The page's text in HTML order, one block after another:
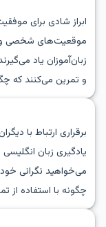
چگونه در زبان
استفاده از واژگان و
محیط‌های اجتماعی و
با نقش‌آفرینی در
تقویت نمایید.
ابراز شادی برای
موقعیت‌های شخصی و
زبان‌آموزان یاد
و تمرین می‌کنند که
کنند. از طریق
و واژگان مفید برای
همچنین زبان‌آموزان
چگونه احساسات خود را
آنها بهتر آماده
خود را به طور مؤثر
برقراری ارتباط با
یادگیری زبان
می‌خواهید نگرانی خود
چگونه با استفاده از
را به زبان انگلیسی